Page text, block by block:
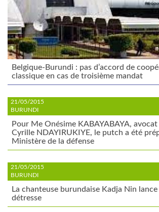
Belgique-Burundi : pas d’accord de
classique en cas de troisième mandat
21/05/2015
BURUNDI
Pour Me Onésime KABAYABAYA, avocat
Cyrille NDAYIRUKIYE, le putch a été
Ministère de la défense
21/05/2015
BURUNDI
La chanteuse burundaise Kadja Nin
détresse